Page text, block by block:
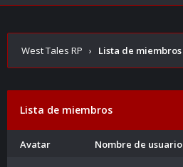
West Tales RP › Lista de miembros
Lista de miembros
Avatar Nombre de usuario